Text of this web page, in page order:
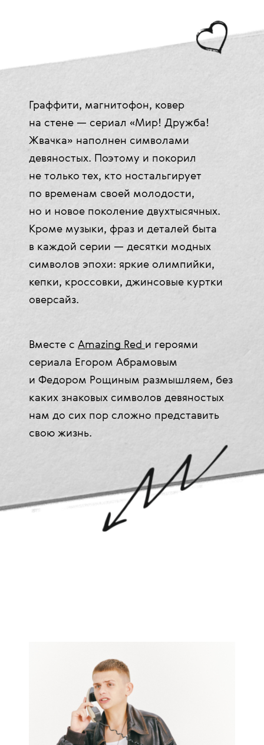
Граффити, магнитофон, ковер
на стене — сериал «Мир! Дружба!
Жвачка» наполнен символами
девяностых. Поэтому и покорил
не только тех, кто ностальгирует
по временам своей молодости,
но и новое поколение двухтысячных.
Кроме музыки, фраз и деталей быта
в каждой серии — десятки модных
символов эпохи: яркие олимпийки,
кепки, кроссовки, джинсовые куртки
оверсайз.
Вместе с Amazing Red и героями
сериала Егором Абрамовым
и Федором Рощиным размышляем, без
каких знаковых символов девяностых
нам до сих пор сложно представить
свою жизнь.